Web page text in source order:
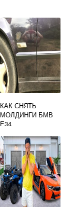
КАК СНЯТЬ
МОЛДИНГИ БМВ
Е34